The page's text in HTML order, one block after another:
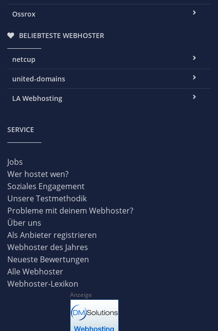
Ossrox
BELIEBTESTE WEBHOSTER
netcup
united-domains
LA Webhosting
SERVICE
Jobs
Wer hostet wen?
Soziales Engagement
Unsere Testmethodik
Probleme mit deinem Webhoster?
Über uns
Als Anbieter registrieren
Webhoster des Jahres
Neueste Bewertungen
Alle Webhoster
Webhoster-Lexikon
Anzeige